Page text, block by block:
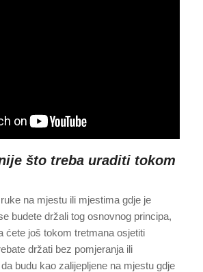
što treba uraditi tokom
na mjestu ili mjestima gdje je
budete držali tog osnovnog principa,
ćete još tokom tretmana osjetiti
držati bez pomjeranja ili
budu kao zalijepljene na mjestu gdje